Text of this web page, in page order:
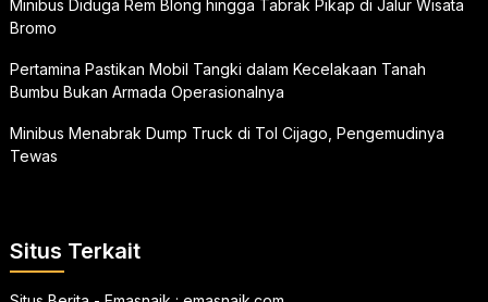
Minibus Diduga Rem Blong hingga Tabrak Pikap di Jalur Wisata
Bromo
Pertamina Pastikan Mobil Tangki dalam Kecelakaan Tanah
Bumbu Bukan Armada Operasionalnya
Minibus Menabrak Dump Truck di Tol Cijago, Pengemudinya
Tewas
Situs Terkait